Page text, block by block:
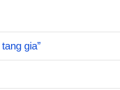
gia”